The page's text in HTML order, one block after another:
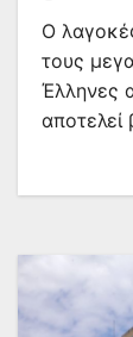
Ο
τους
Έλληνες
αποτελεί